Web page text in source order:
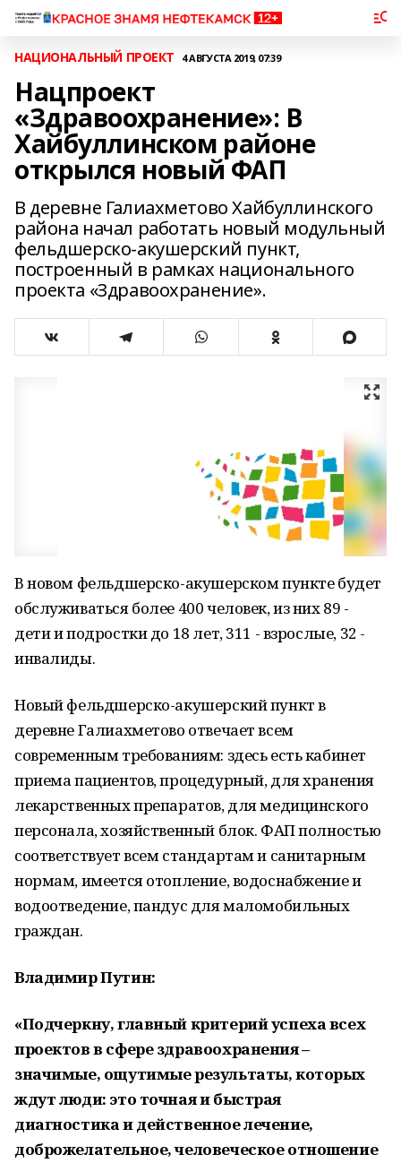
НАЦИОНАЛЬНЫЙ ПРОЕКТ 4 АВГУСТА 2019, 07:39
Нацпроект
«Здравоохранение»: В
Хайбуллинском районе
открылся новый ФАП
В деревне Галиахметово Хайбуллинского
района начал работать новый модульный
фельдшерско-акушерский пункт,
построенный в рамках национального
проекта «Здравоохранение».
В новом фельдшерско-акушерском пункте будет
обслуживаться более 400 человек, из них 89 -
дети и подростки до 18 лет, 311 - взрослые, 32 -
инвалиды.
Новый фельдшерско-акушерский пункт в
деревне Галиахметово отвечает всем
современным требованиям: здесь есть кабинет
приема пациентов, процедурный, для хранения
лекарственных препаратов, для медицинского
персонала, хозяйственный блок. ФАП полностью
соответствует всем стандартам и санитарным
нормам, имеется отопление, водоснабжение и
водоотведение, пандус для маломобильных
граждан.
Владимир Путин:
«Подчеркну, главный критерий успеха всех
проектов в сфере здравоохранения –
значимые, ощутимые результаты, которых
ждут люди: это точная и быстрая
диагностика и действенное лечение,
доброжелательное, человеческое отношение